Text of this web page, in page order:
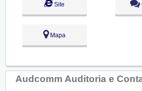
Site
Mapa
Audcomm Auditoria e